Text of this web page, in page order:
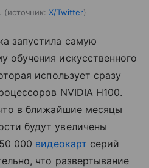
источник: X/Twitter
запустила самую
искусственного
использует сразу
NVIDIA H100.
в ближайшие месяцы
будут увеличены
000 видеокарт серий
что развертывание